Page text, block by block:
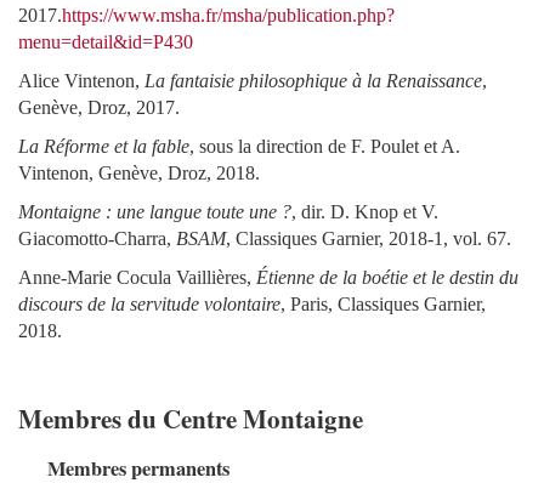
2017.https://www.msha.fr/msha/publication.php?
menu=detail&id=P430
Alice Vintenon, La fantaisie philosophique à la Renaissance,
Genève, Droz, 2017.
La Réforme et la fable, sous la direction de F. Poulet et A.
Vintenon, Genève, Droz, 2018.
Montaigne : une langue toute une ?, dir. D. Knop et V.
Giacomotto-Charra, BSAM, Classiques Garnier, 2018-1, vol. 67.
Anne-Marie Cocula Vaillières, Étienne de la boétie et le destin du
discours de la servitude volontaire, Paris, Classiques Garnier,
2018.
Membres du Centre Montaigne
Membres permanents